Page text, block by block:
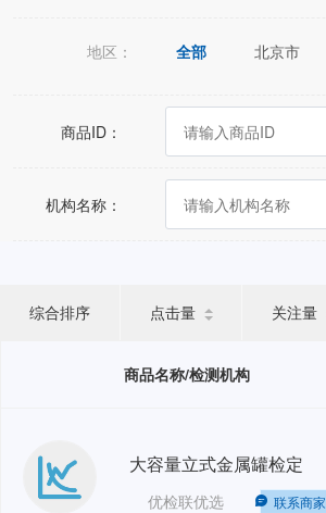
地区： 全部 北京市
宁夏回族自治区
商品ID：
机构名称：
综合排序 点击量 关注量
商品名称/检测机构
大容量立式金属罐检定
优检联优选 联系商家